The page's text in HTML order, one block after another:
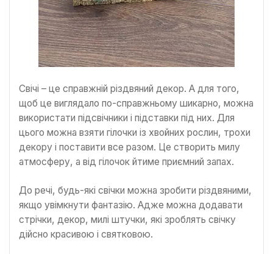
Свічі – це справжній різдвяний декор. А для того,
щоб це виглядало по-справжньому шикарно, можна
використати підсвічники і підставки під них. Для
цього можна взяти гілочки із хвойних рослин, трохи
декору і поставити все разом. Це створить милу
атмосферу, а від гілочок йтиме приємний запах.
До речі, будь-які свічки можна зробити різдвяними,
якщо увімкнути фантазію. Адже можна додавати
стрічки, декор, милі штучки, які зроблять свічку
дійсно красивою і святковою.